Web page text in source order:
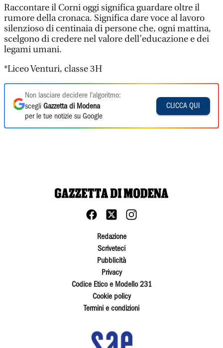
Raccontare il Corni oggi significa guardare oltre il
rumore della cronaca. Significa dare voce al lavoro
silenzioso di centinaia di persone che, ogni mattina,
scelgono di credere nel valore dell’educazione e dei
legami umani.
*Liceo Venturi, classe 3H
Non lasciare decidere l'algoritmo:
scegli Gazzetta di Modena
per le tue notizie su Google
CLICCA QUI
Redazione
Scriveteci
Pubblicità
Privacy
Codice Etico e Modello 231
Cookie policy
Termini e condizioni